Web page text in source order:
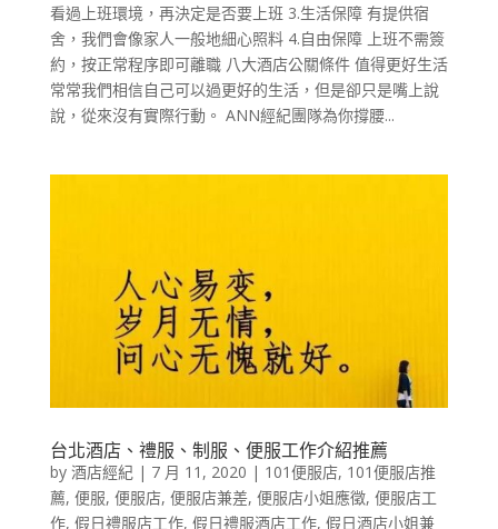
看過上班環境，再決定是否要上班 3.生活保障 有提供宿
舍，我們會像家人一般地細心照料 4.自由保障 上班不需簽
約，按正常程序即可離職 八大酒店公關條件 值得更好生活
常常我們相信自己可以過更好的生活，但是卻只是嘴上說
說，從來沒有實際行動。 ANN經紀團隊為你撐腰...
台北酒店、禮服、制服、便服工作介紹推薦
by 酒店經紀| 7 月 11, 2020 | 101便服店, 101便服店推
薦, 便服, 便服店, 便服店兼差, 便服店小姐應徵, 便服店工
作, 假日禮服店工作, 假日禮服酒店工作, 假日酒店小姐兼